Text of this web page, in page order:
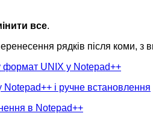
все.
рядків після коми, з
формат UNIX у Notepad++
Notepad++ і ручне встановлення
в Notepad++